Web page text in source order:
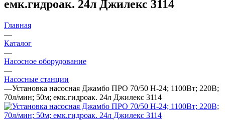
емк.гидроак. 24л Джилекс 3114
Главная
—
Каталог
—
Насосное оборудование
—
Насосные станции
—Установка насосная Джамбо ПРО 70/50 Н-24; 1100Вт; 220В;
70л/мин; 50м; емк.гидроак. 24л Джилекс 3114